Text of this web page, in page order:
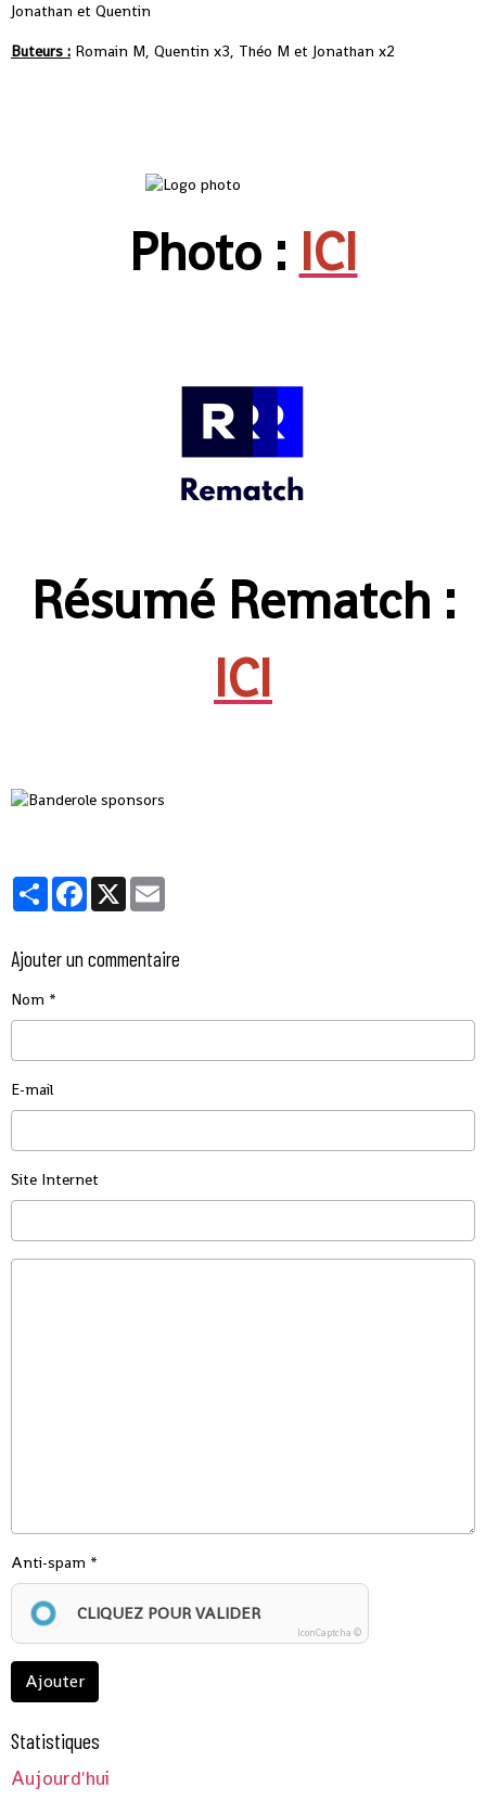
Jonathan et Quentin
Buteurs : Romain M, Quentin x3, Théo M et Jonathan x2
Photo : ICI
Résumé Rematch :
ICI
PartagerFacebook
X
Ajouter un commentaire
Nom
E-mail
Site Internet
Anti-spam
CLIQUEZ POUR VALIDER
IconCaptcha ©
Ajouter
Statistiques
Aujourd'hui